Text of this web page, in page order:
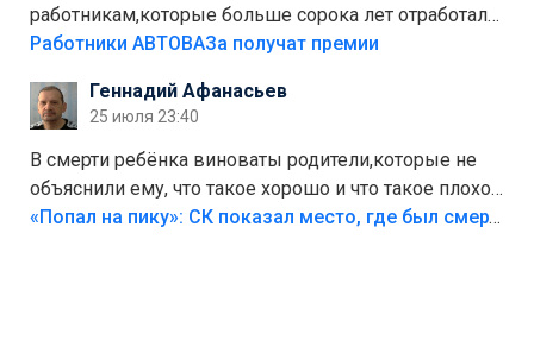
работникам,которые больше сорока лет отработали
на предприятии.
Работники АВТОВАЗа получат премии
Геннадий Афанасьев
25 июля 23:40
В смерти ребёнка виноваты родители,которые не
объяснили ему, что такое хорошо и что такое плохо!
Лезть через такой забор,верх безумия,есть же
«Попал на пику»: СК показал место, где был смертельно травмирован ребенок в Тольятти